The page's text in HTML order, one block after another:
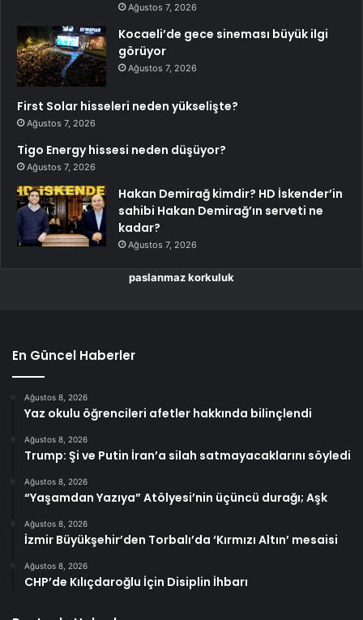
Ağustos 7, 2026
Kocaeli’de gece sineması büyük ilgi
görüyor
Ağustos 7, 2026
First Solar hisseleri neden yükselişte?
Ağustos 7, 2026
Tigo Energy hissesi neden düşüyor?
Ağustos 7, 2026
Hakan Demirağ kimdir? HD İskender’in
sahibi Hakan Demirağ’ın serveti ne
kadar?
Ağustos 7, 2026
paslanmaz korkuluk
En Güncel Haberler
Ağustos 8, 2026
Yaz okulu öğrencileri afetler hakkında bilinçlendi
Ağustos 8, 2026
Trump: Şi ve Putin İran’a silah satmayacaklarını söyledi
Ağustos 8, 2026
“Yaşamdan Yazıya” Atölyesi’nin üçüncü durağı; Aşk
Ağustos 8, 2026
İzmir Büyükşehir’den Torbalı’da ‘Kırmızı Altın’ mesaisi
Ağustos 8, 2026
CHP’de Kılıçdaroğlu İçin Disiplin İhbarı